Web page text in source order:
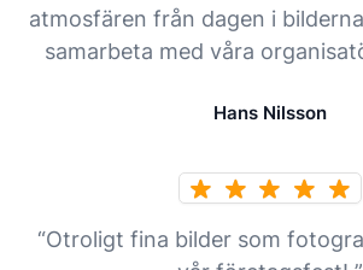
atmosfären från dagen i
samarbeta med våra
Hans Nilsson
“Otroligt fina bilder som